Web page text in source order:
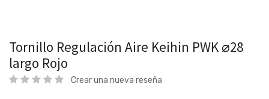
Tornillo Regulación Aire Keihin PWK ⌀28
largo Rojo
Crear una nueva reseña